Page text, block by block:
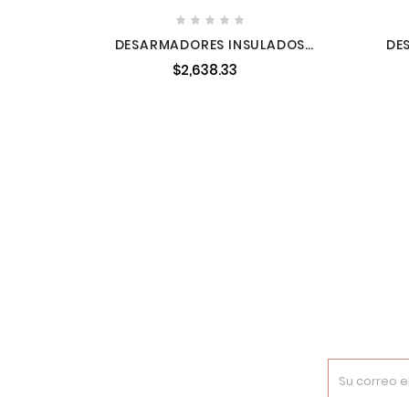
    
DESARMADORES INSULADOS
MILWAUKEE 48222210
$2,638.33